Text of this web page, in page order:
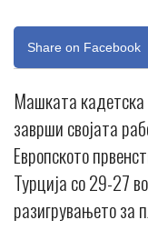
Share on Facebook
Машката кадетска
заврши својата
Европското
Турција со 29-27
разигрувањето за